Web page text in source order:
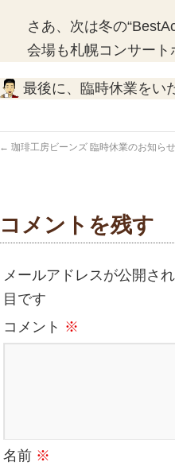
さあ、次は冬の
会場も札幌コンサー
最後に、臨時休業をい
← 珈琲工房ビーンズ 臨時休業のお知らせ
コメントを残す
メールアドレスが公開さ
目です
コメント ※
名前 ※